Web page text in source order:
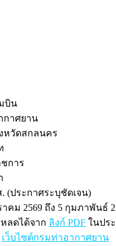
บิน
กาศยาน
หวัดสกลนคร
การ
(ประกาศระบุชัดเจน)
าคม 2569 ถึง 5 กุมภาพันธ์
ลดได้จาก ลิงก์ PDF ในปร
เว็บไซต์กรมท่าอากาศยาน